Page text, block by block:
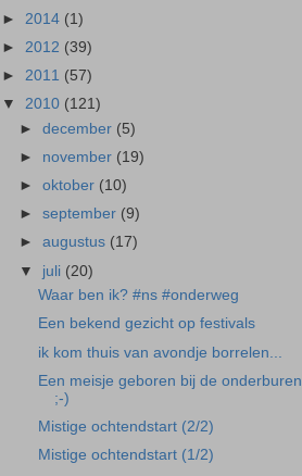
► 2014 (1)
► 2012 (39)
► 2011 (57)
▼ 2010 (121)
►december (5)
► november (19)
►oktober (10)
►september (9)
►augustus (17)
▼ juli (20)
Waar ben ik? #ns #onderweg
Een bekend gezicht op festivals
ik kom thuis van avondje borrelen...
Een meisje geboren bij de onderburen
;-)
Mistige ochtendstart (2/2)
Mistige ochtendstart (1/2)